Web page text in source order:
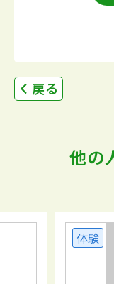
戻る
他の